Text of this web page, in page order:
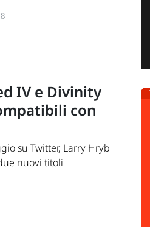
IV e Divinity
con
su Twitter, Larry Hryb
nuovi titoli